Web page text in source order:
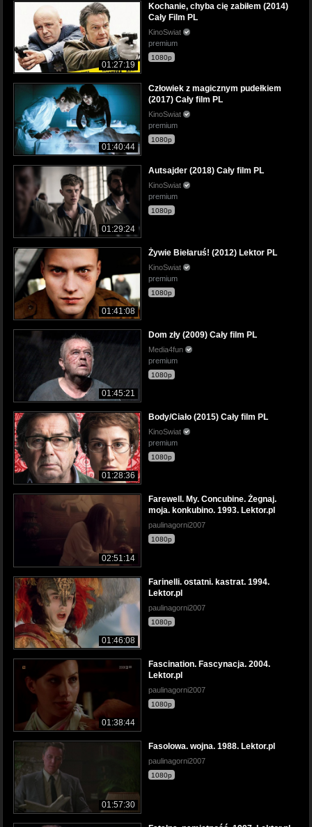
01:27:19
Kochanie, chyba cię zabiłem (2014)
Cały Film PL
KinoSwiat
premium
1080p
01:40:44
Człowiek z magicznym pudełkiem
(2017) Cały film PL
KinoSwiat
premium
1080p
01:29:24
Autsajder (2018) Cały film PL
KinoSwiat
premium
1080p
01:41:08
Żywie Biełaruś! (2012) Lektor PL
KinoSwiat
premium
1080p
01:45:21
Dom zły (2009) Cały film PL
Media4fun
premium
1080p
01:28:36
Body/Ciało (2015) Cały film PL
KinoSwiat
premium
1080p
02:51:14
Farewell. My. Concubine. Żegnaj.
moja. konkubino. 1993. Lektor.pl
paulinagorni2007
1080p
01:46:08
Farinelli. ostatni. kastrat. 1994.
Lektor.pl
paulinagorni2007
1080p
01:38:44
Fascination. Fascynacja. 2004.
Lektor.pl
paulinagorni2007
1080p
01:57:30
Fasolowa. wojna. 1988. Lektor.pl
paulinagorni2007
1080p